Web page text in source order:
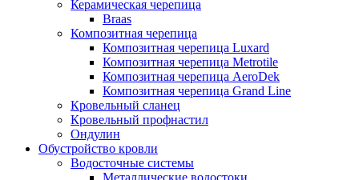
Керамическая черепица
Braas
Композитная черепица
Композитная черепица Luxard
Композитная черепица Metrotile
Композитная черепица AeroDek
Композитная черепица Grand Line
Кровельный сланец
Кровельный профнастил
Ондулин
Обустройство кровли
Водосточные системы
Металлические водостоки